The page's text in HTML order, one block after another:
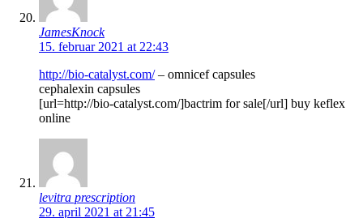
JamesKnock
15. februar 2021 at 22:43
http://bio-catalyst.com/– omnicef capsules
cephalexin capsules
[url=http://bio-catalyst.com/]bactrim for sale[/url] buy keflex
online
levitra prescription
29. april 2021 at 21:45